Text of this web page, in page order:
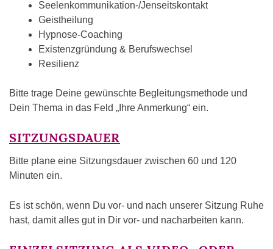
Seelenkommunikation-/Jenseitskontakt
Geistheilung
Hypnose-Coaching
Existenzgründung & Berufswechsel
Resilienz
Bitte trage Deine gewünschte Begleitungsmethode und
Dein Thema in das Feld „Ihre Anmerkung“ ein.
SITZUNGSDAUER
Bitte plane eine Sitzungsdauer zwischen 60 und 120
Minuten ein.
Es ist schön, wenn Du vor- und nach unserer Sitzung Ruhe
hast, damit alles gut in Dir vor- und nacharbeiten kann.